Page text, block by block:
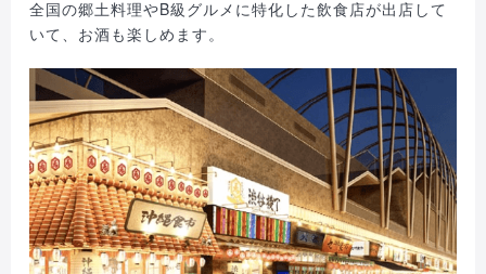
全国の郷土料理やB級グルメに特化した飲食店が出店して
いて、お酒も楽しめます。